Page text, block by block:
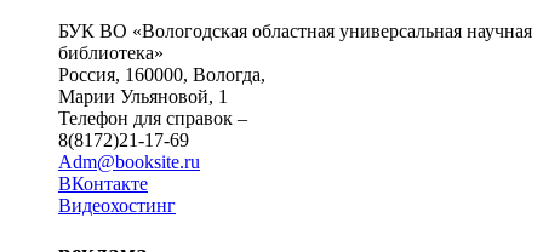
БУК ВО «Вологодская областная универсальная научная
библиотека»
Россия, 160000, Вологда,
Марии Ульяновой, 1
Телефон для справок –
8(8172)21-17-69
Adm@booksite.ru
ВКонтакте
Видеохостинг